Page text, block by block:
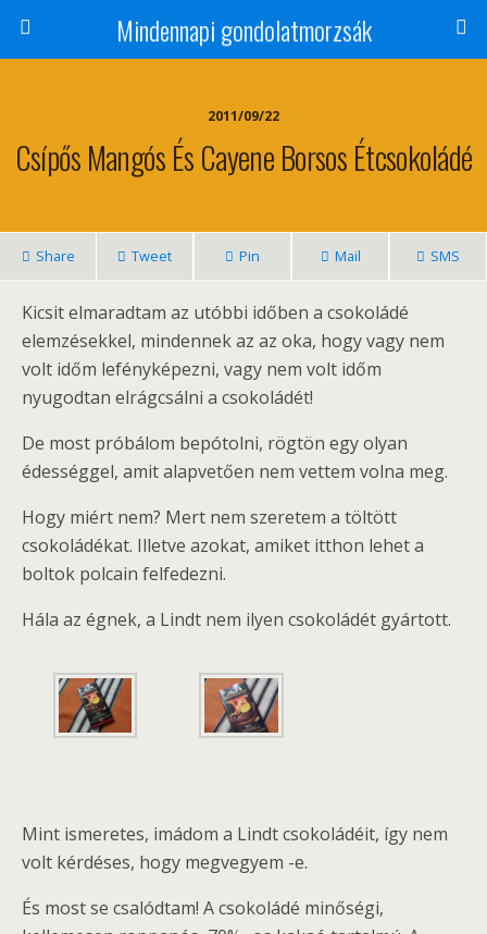
Mindennapi gondolatmorzsák
2011/09/22
Csípős Mangós És Cayene Borsos Étcsokoládé
Share Tweet Pin Mail SMS
Kicsit elmaradtam az utóbbi időben a csokoládé
elemzésekkel, mindennek az az oka, hogy vagy nem
volt időm lefényképezni, vagy nem volt időm
nyugodtan elrágcsálni a csokoládét!
De most próbálom bepótolni, rögtön egy olyan
édességgel, amit alapvetően nem vettem volna meg.
Hogy miért nem? Mert nem szeretem a töltött
csokoládékat. Illetve azokat, amiket itthon lehet a
boltok polcain felfedezni.
Hála az égnek, a Lindt nem ilyen csokoládét gyártott.
Mint ismeretes, imádom a Lindt csokoládéit, így nem
volt kérdéses, hogy megvegyem -e.
És most se csalódtam! A csokoládé minőségi,